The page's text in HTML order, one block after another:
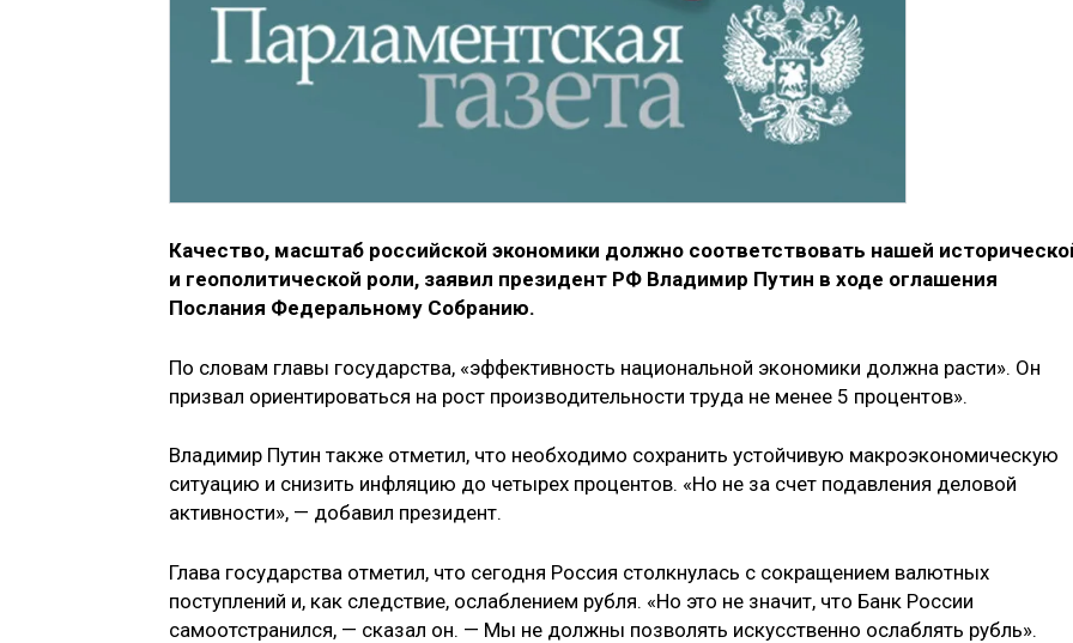
Качество, масштаб российской экономики должно соответствовать нашей
и геополитической роли, заявил президент РФ Владимир Путин в ходе оглашения
Послания Федеральному Собранию.
По словам главы государства, «эффективность национальной экономики должна расти». Он
призвал ориентироваться на рост производительности труда не менее 5 процентов».
Владимир Путин также отметил, что необходимо сохранить устойчивую макроэкономическую
ситуацию и снизить инфляцию до четырех процентов. «Но не за счет подавления деловой
активности», — добавил президент.
Глава государства отметил, что сегодня Россия столкнулась с сокращением валютных
поступлений и, как следствие, ослаблением рубля. «Но это не значит, что Банк России
самоотстранился, — сказал он. — Мы не должны позволять искусственно ослаблять рубль».